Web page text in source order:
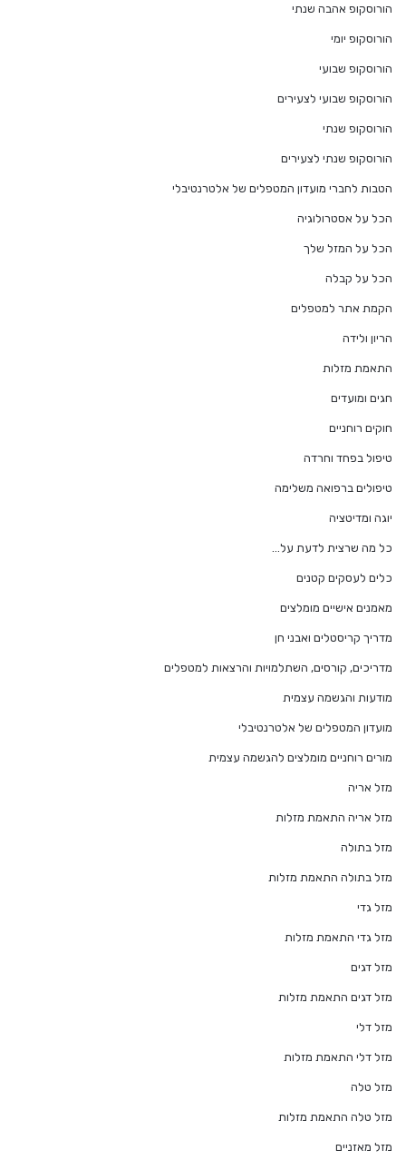
הורוסקופ אהבה שנתי
הורוסקופ יומי
הורוסקופ שבועי
הורוסקופ שבועי לצעירים
הורוסקופ שנתי
הורוסקופ שנתי לצעירים
הטבות לחברי מועדון המטפלים של אלטרנטיבלי
הכל על אסטרולוגיה
הכל על המזל שלך
הכל על קבלה
הקמת אתר למטפלים
הריון ולידה
התאמת מזלות
חגים ומועדים
חוקים רוחניים
טיפול בפחד וחרדה
טיפולים ברפואה משלימה
יוגה ומדיטציה
כל מה שרצית לדעת על…
כלים לעסקים קטנים
מאמנים אישיים מומלצים
מדריך קריסטלים ואבני חן
מדריכים, קורסים, השתלמויות והרצאות למטפלים
מודעות והגשמה עצמית
מועדון המטפלים של אלטרנטיבלי
מורים רוחניים מומלצים להגשמה עצמית
מזל אריה
מזל אריה התאמת מזלות
מזל בתולה
מזל בתולה התאמת מזלות
מזל גדי
מזל גדי התאמת מזלות
מזל דגים
מזל דגים התאמת מזלות
מזל דלי
מזל דלי התאמת מזלות
מזל טלה
מזל טלה התאמת מזלות
מזל מאזניים